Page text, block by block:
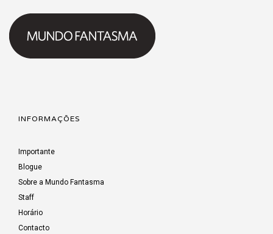
INFORMAÇÕES
Importante
Blogue
Sobre a Mundo Fantasma
Staff
Horário
Contacto